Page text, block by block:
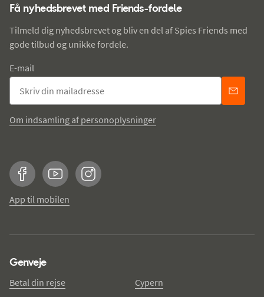
Få nyhedsbrevet med Friends-fordele
Tilmeld dig nyhedsbrevet og bliv en del af Spies Friends med
gode tilbud og unikke fordele.
E-mail
Om indsamling af personoplysninger
FacebookYouTubeInstagram
App til mobilen
Genveje
Betal din rejse
Cypern